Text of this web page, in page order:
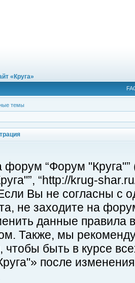
«Круга»
темы
форум “Форум
“http://krug-
Вы не согласны с
не заходите на
данные правила
Также, мы
чтобы быть в курсе
после